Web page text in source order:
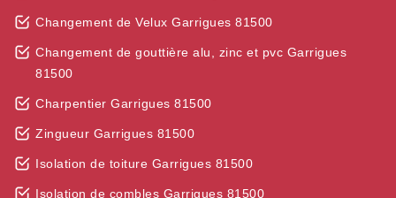
Changement de Velux Garrigues 81500
Changement de gouttière alu, zinc et pvc Garrigues
81500
Charpentier Garrigues 81500
Zingueur Garrigues 81500
Isolation de toiture Garrigues 81500
Isolation de combles Garrigues 81500